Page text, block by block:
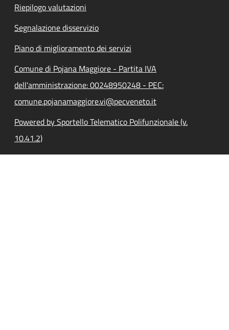
Riepilogo valutazioni
Segnalazione disservizio
Piano di miglioramento dei servizi
Comune di Pojana Maggiore - Partita IVA
dell'amministrazione: 00248950248 - PEC:
comune.pojanamaggiore.vi@pecveneto.it
Powered by Sportello Telematico Polifunzionale (v.
10.41.2)